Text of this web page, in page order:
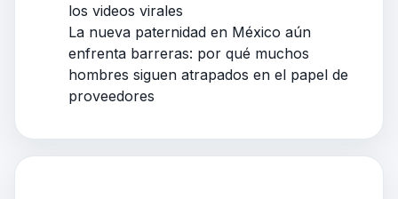
los videos virales
La nueva paternidad en México aún
enfrenta barreras: por qué muchos
hombres siguen atrapados en el papel de
proveedores